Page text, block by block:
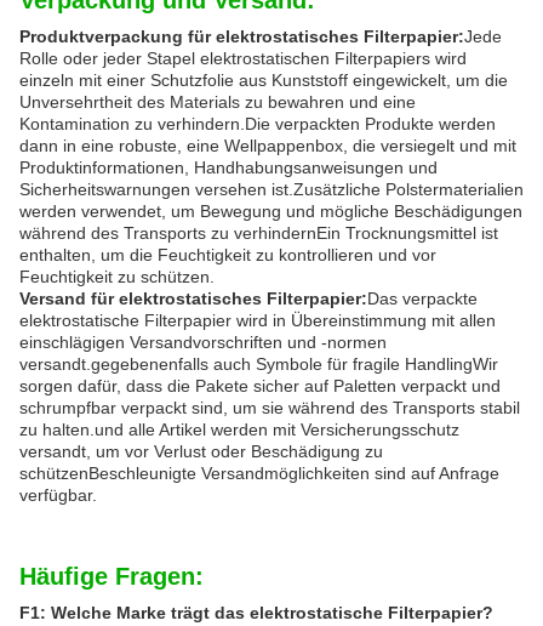
Produktverpackung für elektrostatisches Filterpapier:Jede
Rolle oder jeder Stapel elektrostatischen Filterpapiers wird
einzeln mit einer Schutzfolie aus Kunststoff eingewickelt, um die
Unversehrtheit des Materials zu bewahren und eine
Kontamination zu verhindern.Die verpackten Produkte werden
dann in eine robuste, eine Wellpappenbox, die versiegelt und mit
Produktinformationen, Handhabungsanweisungen und
Sicherheitswarnungen versehen ist.Zusätzliche Polstermaterialien
werden verwendet, um Bewegung und mögliche Beschädigungen
während des Transports zu verhindernEin Trocknungsmittel ist
enthalten, um die Feuchtigkeit zu kontrollieren und vor
Feuchtigkeit zu schützen.
Versand für elektrostatisches Filterpapier:Das verpackte
elektrostatische Filterpapier wird in Übereinstimmung mit allen
einschlägigen Versandvorschriften und -normen
versandt.gegebenenfalls auch Symbole für fragile HandlingWir
sorgen dafür, dass die Pakete sicher auf Paletten verpackt und
schrumpfbar verpackt sind, um sie während des Transports stabil
zu halten.und alle Artikel werden mit Versicherungsschutz
versandt, um vor Verlust oder Beschädigung zu
schützenBeschleunigte Versandmöglichkeiten sind auf Anfrage
verfügbar.
Häufige Fragen:
F1: Welche Marke trägt das elektrostatische Filterpapier?